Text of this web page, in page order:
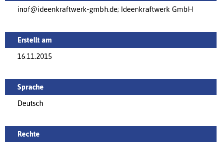
inof@ideenkraftwerk-gmbh.de; Ideenkraftwerk GmbH
Erstellt am
16.11.2015
Sprache
Deutsch
Rechte